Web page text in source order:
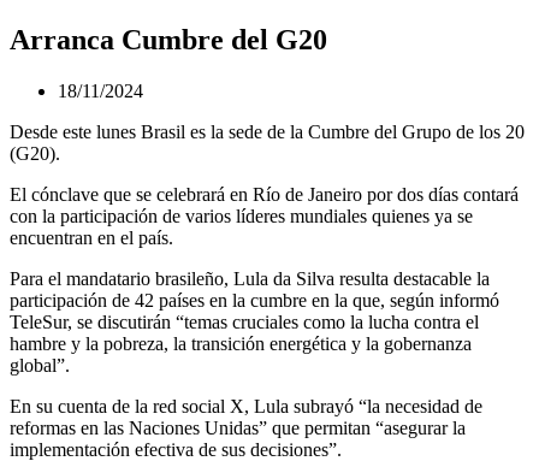
Arranca Cumbre del G20
18/11/2024
Desde este lunes Brasil es la sede de la Cumbre del Grupo de los 20
(G20).
El cónclave que se celebrará en Río de Janeiro por dos días contará
con la participación de varios líderes mundiales quienes ya se
encuentran en el país.
Para el mandatario brasileño, Lula da Silva resulta destacable la
participación de 42 países en la cumbre en la que, según informó
TeleSur, se discutirán “temas cruciales como la lucha contra el
hambre y la pobreza, la transición energética y la gobernanza
global”.
En su cuenta de la red social X, Lula subrayó “la necesidad de
reformas en las Naciones Unidas” que permitan “asegurar la
implementación efectiva de sus decisiones”.